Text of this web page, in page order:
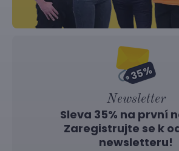
Newsletter
Sleva 35% na první
Zaregistrujte se k
newsletteru!